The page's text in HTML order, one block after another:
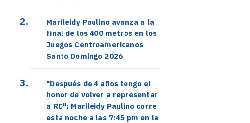
Marileidy Paulino avanza a la
final de los 400 metros en los
Juegos Centroamericanos
Santo Domingo 2026
"Después de 4 años tengo el
honor de volver a representar
a RD"; Marileidy Paulino corre
esta noche a las 7:45 pm en la